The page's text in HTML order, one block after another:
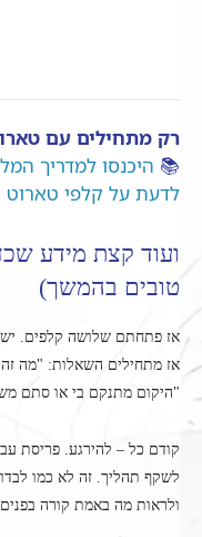
רק מתחילים עם
📚 היכנסו למדריך
לדעת על קלפי טארוט
ועוד קצת מידע
טובים בהמשך)
אז פתחתם שלושה קלפים. יש
אז מתחילים השאלות: "מה זה
"היקום מתנקם בי או סתם
קודם כל – להירגע. פריסת
לשקף תהליך. זה לא כמו
ולראות מה באמת קורה